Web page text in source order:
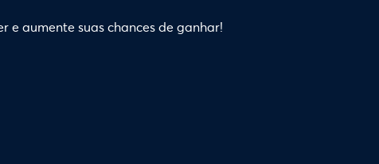
e aumente suas chances de ganhar!